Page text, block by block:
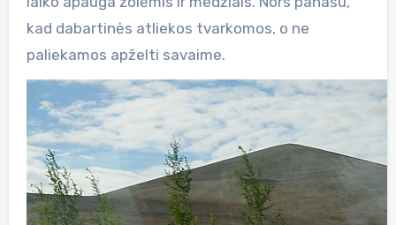
kad dabartinės atliekos tvarkomos, o ne
paliekamos apželti savaime.